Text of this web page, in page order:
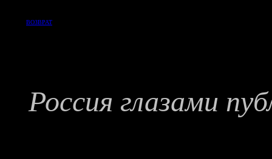
ВОЗВРАТ
Россия глазами